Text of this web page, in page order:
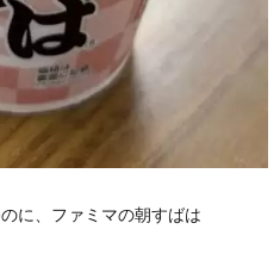
に、ファミマの朝すばは